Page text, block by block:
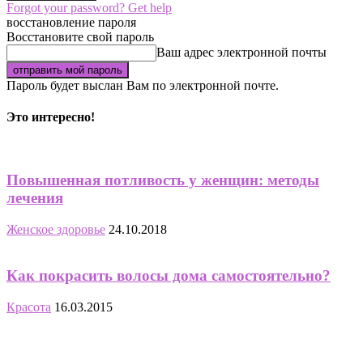
Forgot your password? Get help
восстановление пароля
Восстановите свой пароль
Ваш адрес электронной почты
Пароль будет выслан Вам по электронной почте.
Это интересно!
Повышенная потливость у женщин: методы
лечения
Женское здоровье 24.10.2018
Как покрасить волосы дома самостоятельно?
Красота 16.03.2015